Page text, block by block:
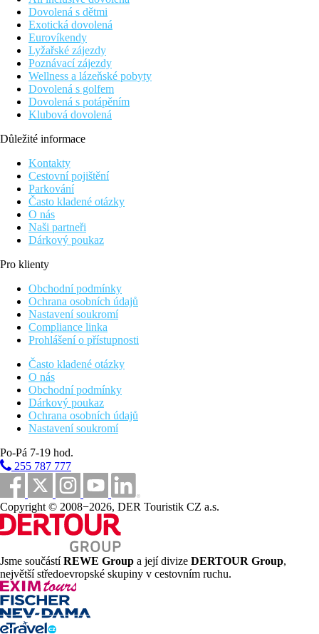
Dovolená s dětmi
Exotická dovolená
Eurovíkendy
Lyžařské zájezdy
Poznávací zájezdy
Wellness a lázeňské pobyty
Dovolená s golfem
Dovolená s potápěním
Klubová dovolená
Důležité informace
Kontakty
Cestovní pojištění
Parkování
Často kladené otázky
O nás
Naši partneři
Dárkový poukaz
Pro klienty
Obchodní podmínky
Ochrana osobních údajů
Nastavení soukromí
Compliance linka
Prohlášení o přístupnosti
Často kladené otázky
O nás
Obchodní podmínky
Dárkový poukaz
Ochrana osobních údajů
Nastavení soukromí
Po-Pá 7-19 hod.
255 787 777
Copyright © 2008−2026, DER Touristik CZ a.s.
Jsme součástíREWE Group a její divize DERTOUR Group,
největší středoevropské skupiny v cestovním ruchu.